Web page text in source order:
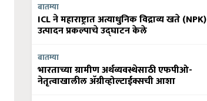
बातम्या
ICL ने महाराष्ट्रात अत्याधुनिक विद्राव्य खते (NPK)
उत्पादन प्रकल्पाचे उद्घाटन केले
बातम्या
भारताच्या ग्रामीण अर्थव्यवस्थेसाठी एफपीओ-
नेतृत्वाखालील अ‍ॅग्रीव्होल्टाईक्सची आशा